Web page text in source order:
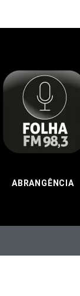
ABRANGÊNCIA